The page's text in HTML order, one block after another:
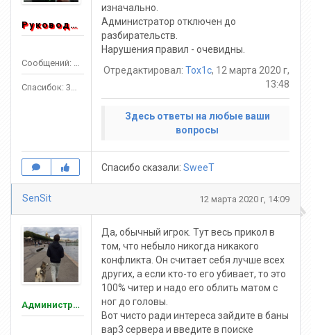
Руководитель
Сообщений: 1553
Спасибок: 3303
изначально.
Администратор отключен до
разбирательств.
Нарушения правил - очевидны.
Отредактировал: Tox1c, 12 марта 2020 г,
13:48
Здесь ответы на любые ваши
вопросы
Спасибо сказали: SweeT
SenSit 12 марта 2020 г, 14:09
Администраторы
Да, обычный игрок. Тут весь прикол в
том, что небыло никогда никакого
конфликта. Он считает себя лучше всех
других, а если кто-то его убивает, то это
100% читер и надо его облить матом с
ног до головы.
Вот чисто ради интереса зайдите в баны
вар3 сервера и введите в поиске